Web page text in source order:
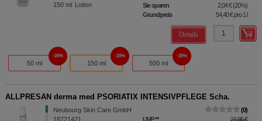
150 ml Lotion Sie sparen 2,04 €(20%)
Grundpreis
54,40 €pro 1 l
Details
50 ml
20%
150 ml
20%
500 ml
20%
ALLPRESAN derma med PSORIATIX INTENSIVPFLEGE Scha.
Neubourg Skin Care GmbH
18721421
0
UVP** 24,95 €